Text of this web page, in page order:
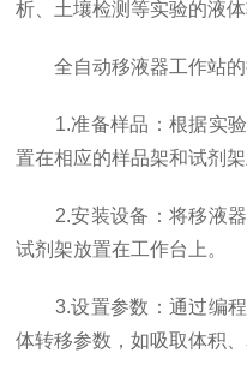
析、土壤检测等实验的液体
全自动移液器工作站的
1.准备样品：根据实验
置在相应的样品架和试剂架
2.安装设备：将移液器
试剂架放置在工作台上。
3.设置参数：通过编程
体转移参数，如吸取体积、